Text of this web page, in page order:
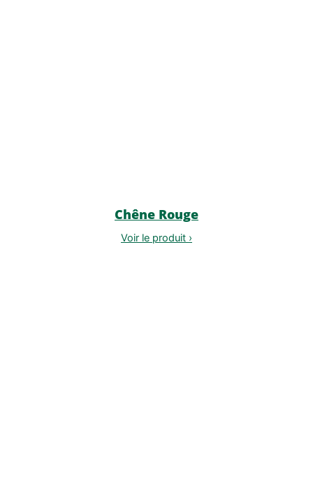
Chêne Rouge
Voir le produit ›